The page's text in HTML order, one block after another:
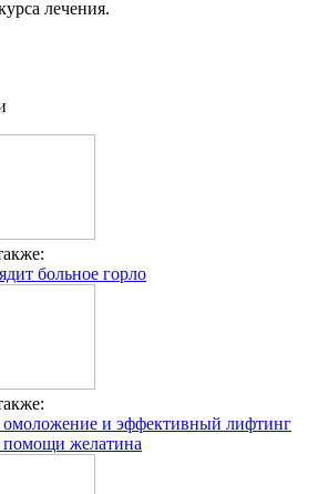
лечения.
больное горло
омоложение и эффективный лифтинг
желатина